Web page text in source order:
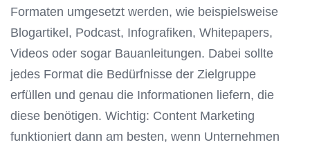
Formaten umgesetzt werden, wie beispielsweise
Blogartikel, Podcast, Infografiken, Whitepapers,
Videos oder sogar Bauanleitungen. Dabei sollte
jedes Format die Bedürfnisse der Zielgruppe
erfüllen und genau die Informationen liefern, die
diese benötigen. Wichtig: Content Marketing
funktioniert dann am besten, wenn Unternehmen